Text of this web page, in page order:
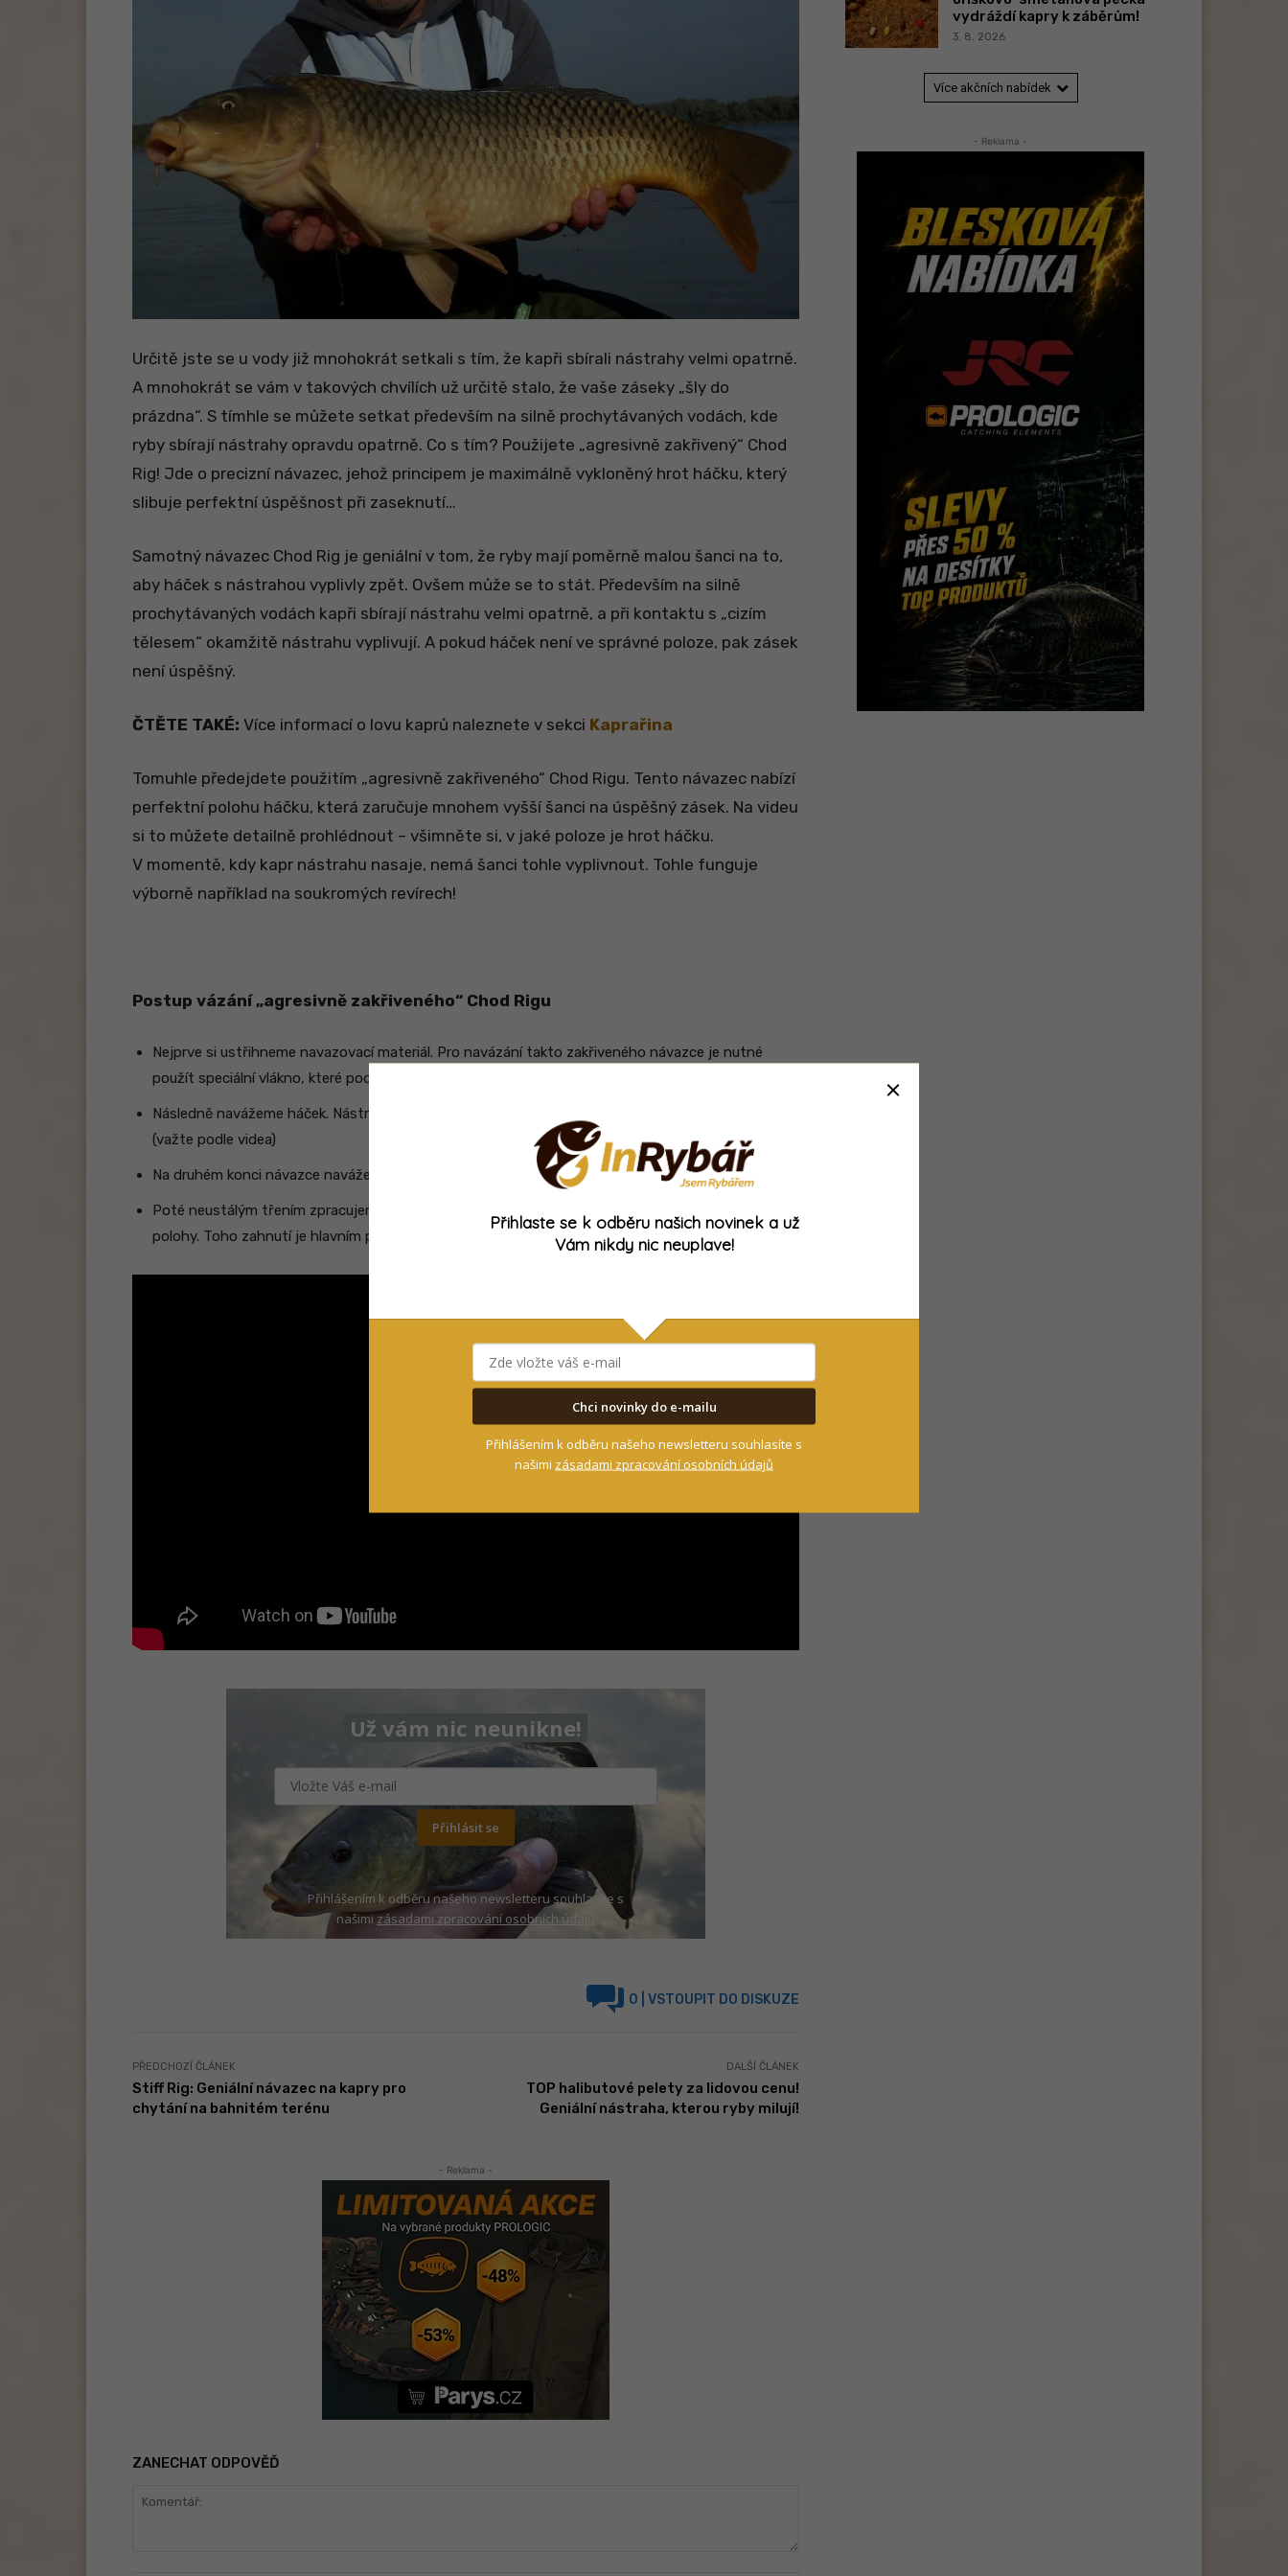
Určitě jste se u vody již mnohokrát setkali s tím, že kapři sbírali nástrahy velmi opatrně.
A mnohokrát se vám v takových chvílích už určitě stalo, že vaše záseky „šly do
prázdna“. S tímhle se můžete setkat především na silně prochytávaných vodách, kde
ryby sbírají nástrahy opravdu opatrně. Co s tím? Použijete „agresivně zakřivený“ Chod
Rig! Jde o precizní návazec, jehož principem je maximálně vykloněný hrot háčku, který
slibuje perfektní úspěšnost při zaseknutí…
Samotný návazec Chod Rig je geniální v tom, že ryby mají poměrně malou šanci na to,
aby háček s nástrahou vyplivly zpět. Ovšem může se to stát. Především na silně
prochytávaných vodách kapři sbírají nástrahu velmi opatrně, a při kontaktu s „cizím
tělesem“ okamžitě nástrahu vyplivují. A pokud háček není ve správné poloze, pak zásek
není úspěšný.
ČTĚTE TAKÉ: Více informací o lovu kaprů naleznete v sekci Kaprařina
Tomuhle předejdete použitím „agresivně zakřiveného“ Chod Rigu. Tento návazec nabízí
perfektní polohu háčku, která zaručuje mnohem vyšší šanci na úspěšný zásek. Na videu
si to můžete detailně prohlédnout – všimněte si, v jaké poloze je hrot háčku.
V momentě, kdy kapr nástrahu nasaje, nemá šanci tohle vyplivnout. Tohle funguje
výborně například na soukromých revírech!
Postup vázání „agresivně zakřiveného“ Chod Rigu
Nejprve si ustřihneme navazovací materiál. Pro navázání takto zakřiveného návazce je nutné
použít speciální vlákno, které podobné zakřivení umožňuje (např. KORDA Mouth Trap)
Následně navážeme háček. Nástrahu budeme nastražovat za připevněný kroužek za háčkem
(važte podle videa)
Na druhém konci návazce navážeme obratlík s kroužkem
Poté neustálým třením zpracujeme speciální vlákno tak, aby byl návazec zahnutý do požadované
polohy. Toho zahnutí je hlavním principem tohoto návazce
Už vám nic neunikne!
Přihlásit se
Přihlášením k odběru našeho newsletteru souhlasíte s
našimizásadami zpracování osobních údajů
0 | VSTOUPIT DO DISKUZE
PŘEDCHOZÍ ČLÁNEK
Stiff Rig: Geniální návazec na kapry pro
chytání na bahnitém terénu
DALŠÍ ČLÁNEK
TOP halibutové pelety za lidovou cenu!
Geniální nástraha, kterou ryby milují!
- Reklama -
ZANECHAT ODPOVĚĎ
vydráždí kapry k záběrům!
3. 8. 2026
Více akčních nabídek
- Reklama -
Přihlaste se k odběru našich novinek a už
Vám nikdy nic neuplave!
Chci novinky do e-mailu
Přihlášením k odběru našeho newsletteru souhlasíte s
našimi zásadami zpracování osobních údajů